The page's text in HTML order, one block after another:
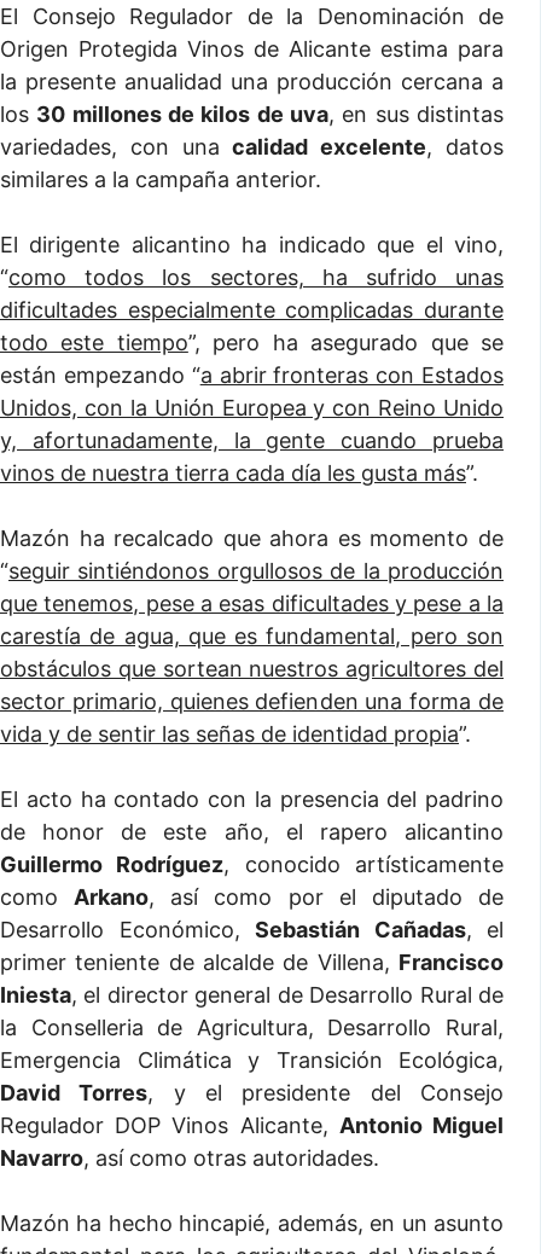
El Consejo Regulador de la Denominación de
Origen Protegida Vinos de Alicante estima para
la presente anualidad una producción cercana a
los 30 millones de kilos de uva, en sus distintas
variedades, con unacalidad excelente, datos
similares a la campaña anterior.
El dirigente alicantino ha indicado que el vino,
“como todos los sectores, ha sufrido unas
dificultades especialmente complicadas durante
todo este tiempo”, pero ha asegurado que se
están empezando “a abrir fronteras con Estados
Unidos, con la Unión Europea y con Reino Unido
y, afortunadamente, la gente cuando prueba
vinos de nuestra tierra cada día les gusta más”.
Mazón ha recalcado que ahora es momento de
“seguir sintiéndonos orgullosos de la producción
que tenemos, pese a esas dificultades y pese a la
carestía de agua, que es fundamental, pero son
obstáculos que sortean nuestros agricultores del
sector primario, quienes defienden una forma de
vida y de sentir las señas de identidad propia”.
El acto ha contado con la presencia del padrino
de honor de este año, el rapero alicantino
Guillermo Rodríguez, conocido artísticamente
como Arkano, así como por el diputado de
Desarrollo Económico, Sebastián Cañadas, el
primer teniente de alcalde de Villena, Francisco
Iniesta, el director general de Desarrollo Rural de
la Conselleria de Agricultura, Desarrollo Rural,
Emergencia Climática y Transición Ecológica,
David Torres, y el presidente del Consejo
Regulador DOP Vinos Alicante, Antonio Miguel
Navarro, así como otras autoridades.
Mazón ha hecho hincapié, además, en un asunto